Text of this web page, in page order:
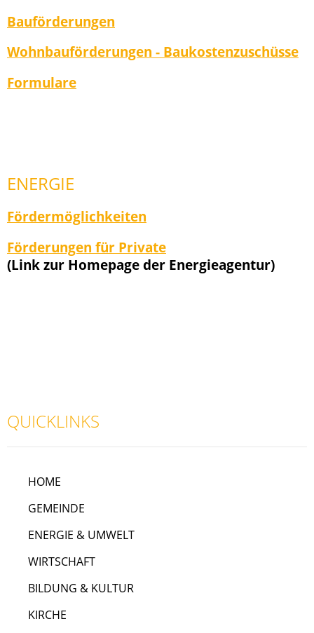
Bauförderungen
Wohnbauförderungen - Baukostenzuschüsse
Formulare
ENERGIE
Fördermöglichkeiten
Förderungen für Private
(Link zur Homepage der Energieagentur)
QUICKLINKS
HOME
GEMEINDE
ENERGIE & UMWELT
WIRTSCHAFT
BILDUNG & KULTUR
KIRCHE